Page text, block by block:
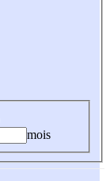
mois